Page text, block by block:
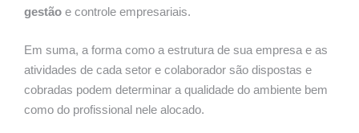
gestão e controle empresariais.
Em suma, a forma como a estrutura de sua empresa e as
atividades de cada setor e colaborador são dispostas e
cobradas podem determinar a qualidade do ambiente bem
como do profissional nele alocado.